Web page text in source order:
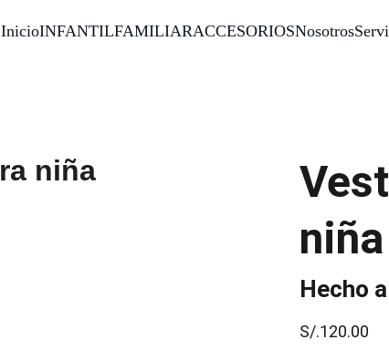
InicioINFANTILFAMILIARACCESORIOSNosotros
niña
Hecho
S/.120.00